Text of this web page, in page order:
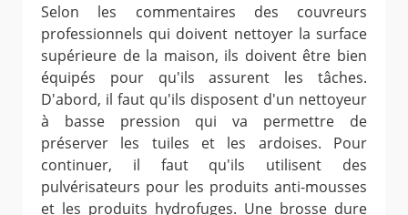
Selon les commentaires des couvreurs
professionnels qui doivent nettoyer la surface
supérieure de la maison, ils doivent être bien
équipés pour qu'ils assurent les tâches.
D'abord, il faut qu'ils disposent d'un nettoyeur
à basse pression qui va permettre de
préserver les tuiles et les ardoises. Pour
continuer, il faut qu'ils utilisent des
pulvérisateurs pour les produits anti-mousses
et les produits hydrofuges. Une brosse dure